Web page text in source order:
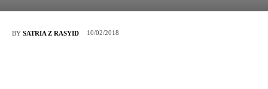
BY SATRIA Z RASYID 10/02/2018